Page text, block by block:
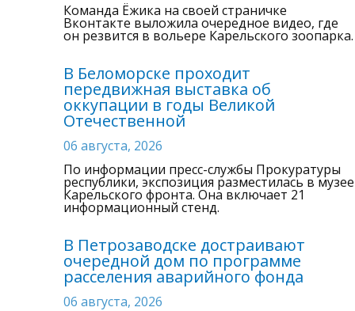
Команда Ёжика на своей страничке
Вконтакте выложила очередное видео, где
он резвится в вольере Карельского зоопарка.
В Беломорске проходит
передвижная выставка об
оккупации в годы Великой
Отечественной
06 августа, 2026
По информации пресс-службы Прокуратуры
республики, экспозиция разместилась в музее
Карельского фронта. Она включает 21
информационный стенд.
В Петрозаводске достраивают
очередной дом по программе
расселения аварийного фонда
06 августа, 2026